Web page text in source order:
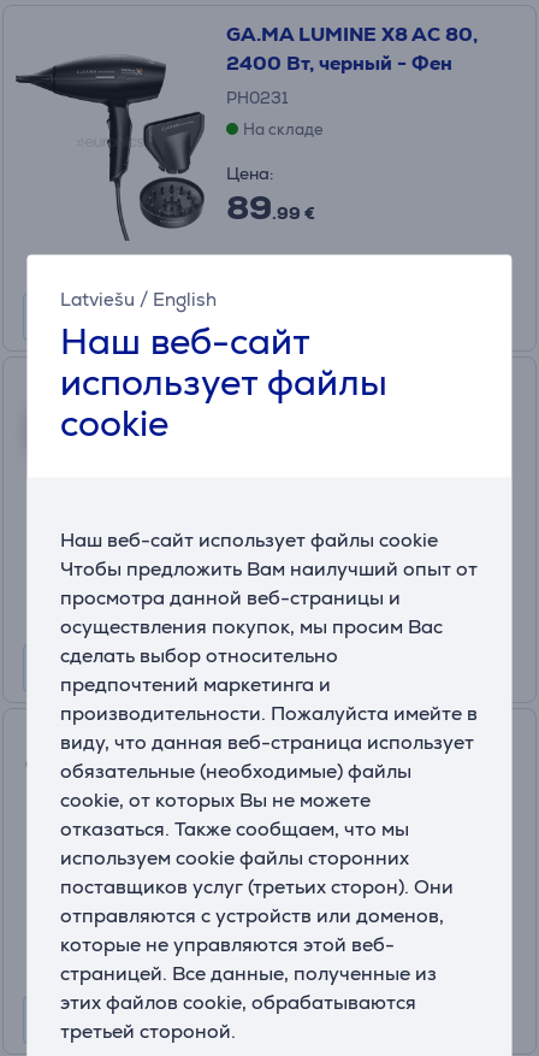
Latviešu / English
Наш веб-сайт
использует файлы
cookie
Наш веб-сайт использует файлы cookie
Чтобы предложить Вам наилучший опыт от
просмотра данной веб-страницы и
осуществления покупок, мы просим Вас
сделать выбор относительно
предпочтений маркетинга и
производительности. Пожалуйста имейте в
виду, что данная веб-страница использует
обязательные (необходимые) файлы
cookie, от которых Вы не можете
отказаться. Также сообщаем, что мы
используем cookie файлы сторонних
поставщиков услуг (третьих сторон). Они
отправляются с устройств или доменов,
которые не управляются этой веб-
страницей. Все данные, полученные из
этих файлов cookie, обрабатываются
третьей стороной.
GA.MA LUMINE X8 AC 80,
2400 Вт, черный - Фен
PH0231
На складе
Цена:
89.99 €
Philips 3000 Series, 1600 Вт,
32.99 €
Valera Vanity Performance,
2400 Вт, зеленый - Фен
VA8612RCDS
На складе
Цена:
125.99 €
10 месяцев 14 €